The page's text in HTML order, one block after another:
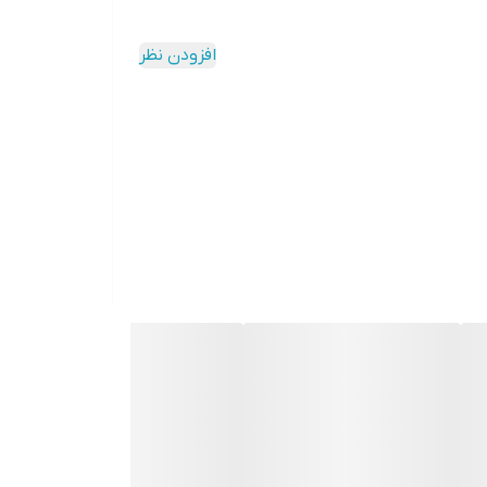
افزودن نظر